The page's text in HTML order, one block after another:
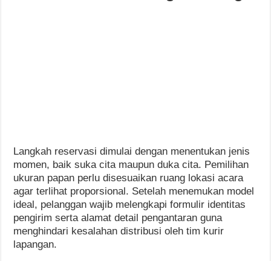
Langkah reservasi dimulai dengan menentukan jenis
momen, baik suka cita maupun duka cita. Pemilihan
ukuran papan perlu disesuaikan ruang lokasi acara
agar terlihat proporsional. Setelah menemukan model
ideal, pelanggan wajib melengkapi formulir identitas
pengirim serta alamat detail pengantaran guna
menghindari kesalahan distribusi oleh tim kurir
lapangan.